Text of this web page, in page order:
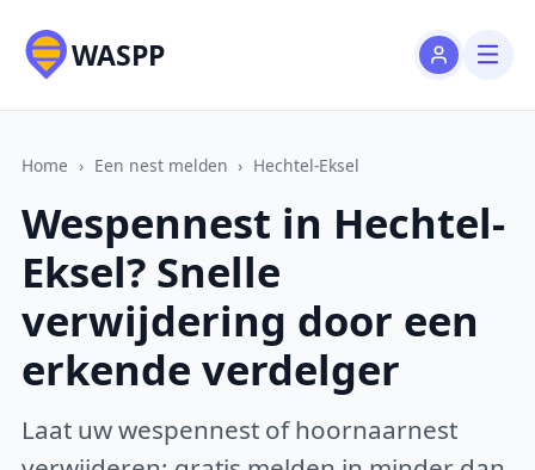
WASPP
Home › Een nest melden › Hechtel-Eksel
Wespennest in Hechtel-
Eksel? Snelle
verwijdering door een
erkende verdelger
Laat uw wespennest of hoornaarnest